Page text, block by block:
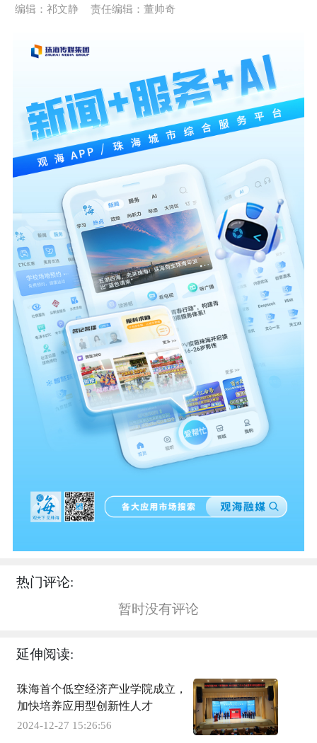
编辑：祁文静 责任编辑：董帅奇
热门评论:
暂时没有评论
延伸阅读:
珠海首个低空经济产业学院成立，
加快培养应用型创新性人才
2024-12-27 15:26:56